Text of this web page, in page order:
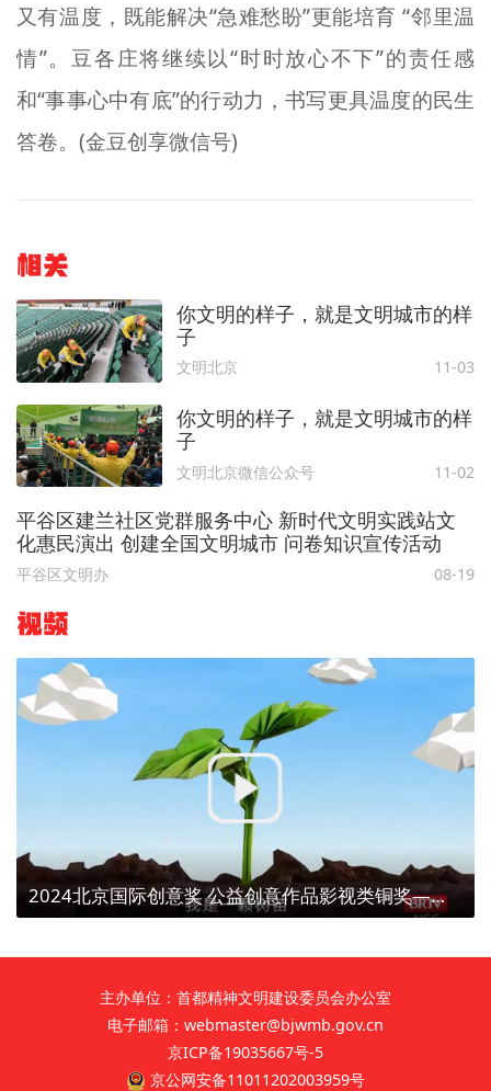
又有温度，既能解决“急难愁盼”更能培育 “邻里温
情”。豆各庄将继续以“时时放心不下”的责任感
和“事事心中有底”的行动力，书写更具温度的民生
答卷。(金豆创享微信号)
相关
你文明的样子，就是文明城市的样
子
文明北京 11-03
你文明的样子，就是文明城市的样
子
文明北京微信公众号 11-02
平谷区建兰社区党群服务中心 新时代文明实践站文
化惠民演出 创建全国文明城市 问卷知识宣传活动
平谷区文明办 08-19
视频
2024北京国际创意奖 公益创意作品影视类铜奖——【植树造林、点亮京津冀】植树为了什么？
主办单位：首都精神文明建设委员会办公室
电子邮箱：webmaster@bjwmb.gov.cn
京ICP备19035667号-5
京公网安备11011202003959号